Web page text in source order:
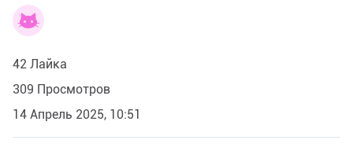
42 Лайка
309 Просмотров
14 Апрель 2025, 10:51